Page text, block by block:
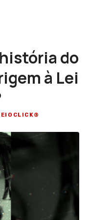
do
à Lei